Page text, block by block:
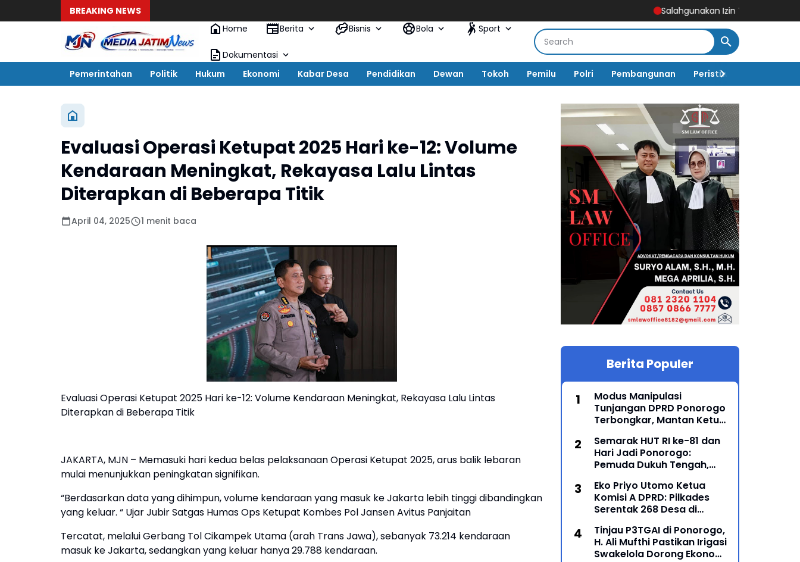
BREAKING NEWS
Salahgunakan Izin Tinggal, Imigrasi
Home
Berita Bisnis Bola Sport
Dokumentasi
Pemerintahan
Politik Hukum Ekonomi Kabar Desa Pendidikan Dewan Tokoh Pemilu Polri Pembangunan Peristiwa
Evaluasi Operasi Ketupat 2025 Hari ke-12: Volume
Kendaraan Meningkat, Rekayasa Lalu Lintas
Diterapkan di Beberapa Titik
April 04, 2025 1 menit baca
Evaluasi Operasi Ketupat 2025 Hari ke-12: Volume Kendaraan Meningkat, Rekayasa Lalu Lintas
Diterapkan di Beberapa Titik
JAKARTA, MJN – Memasuki hari kedua belas pelaksanaan Operasi Ketupat 2025, arus balik lebaran
mulai menunjukkan peningkatan signifikan.
“Berdasarkan data yang dihimpun, volume kendaraan yang masuk ke Jakarta lebih tinggi dibandingkan
yang keluar. “ Ujar Jubir Satgas Humas Ops Ketupat Kombes Pol Jansen Avitus Panjaitan
Tercatat, melalui Gerbang Tol Cikampek Utama (arah Trans Jawa), sebanyak 73.214 kendaraan
masuk ke Jakarta, sedangkan yang keluar hanya 29.788 kendaraan.
Berita Populer
Modus Manipulasi
Tunjangan DPRD Ponorogo
Terbongkar, Mantan Ketua
Ditahan Kejari
Semarak HUT RI ke-81 dan
Hari Jadi Ponorogo:
Pemuda Dukuh Tengah,
Gajah-Gajahan, Lintas
Generasi Menyatu dalam
Budaya
Eko Priyo Utomo Ketua
Komisi A DPRD: Pilkades
Serentak 268 Desa di
Mei 2027
Tinjau P3TGAI di Ponorogo,
H. Ali Mufthi Pastikan Irigasi
Swakelola Dorong Ekonomi